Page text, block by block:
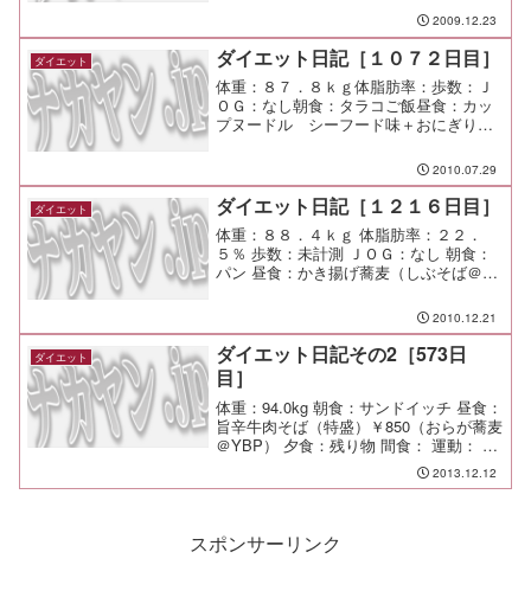
日だけど業務。 頭が寒すぎて帽子必須
（笑
2009.12.23
ダイエット ダイエット日記［１０７２日目］
体重：８７．８ｋｇ体脂肪率：歩数：Ｊ
ＯＧ：なし朝食：タラコご飯昼食：カッ
プヌードル シーフード味＋おにぎりｘ
ょろっと。 充実したひととき。間食：
メモ：今日は雨かー いくぶん涼しく感
じるね。
2010.07.29
ダイエット ダイエット日記［１２１６日目］
体重：８８．４ｋｇ 体脂肪率：２２．
５％ 歩数：未計測 ＪＯＧ：なし 朝食：
パン 昼食：かき揚げ蕎麦（しぶそば＠市
モ：この業界は正直この先ずっとってい
うのは厳しいと思うよ、という先輩方の
正直な本音は重...
2010.12.21
ダイエット
ダイエット日記その2［573日
目］
体重：94.0kg 朝食：サンドイッチ 昼食：
旨辛牛肉そば（特盛）￥850（おらが蕎麦
＠YBP） 夕食：残り物 間食： 運動： メ
2013.12.12
スポンサーリンク